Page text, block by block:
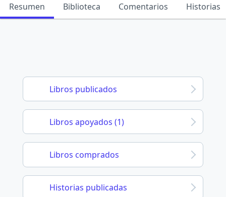
Resumen Biblioteca Comentarios Historias
Libros publicados
Libros apoyados (1)
Libros comprados
Historias publicadas